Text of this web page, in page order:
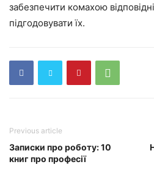
забезпечити комахою
підгодовувати їх.
Previous article
Записки про роботу: 10
книг про професії